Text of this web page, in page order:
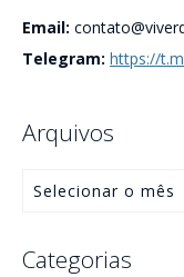
Email:
Telegram: https://
Arquivos
Categorias